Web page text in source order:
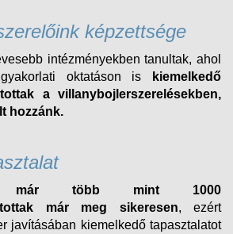
képzettsége
intézményekben tanultak, ahol
oktatáson is kiemelkedő
a villanybojlerszerelésekben,
hozzánk.
már több mint 1000
már meg sikeresen, ezért
javításában kiemelkedő tapasztalatot